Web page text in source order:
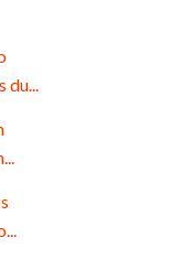
du...